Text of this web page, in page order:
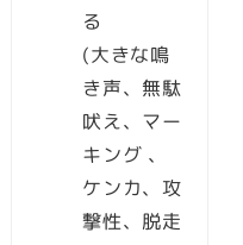
る
(大きな鳴
き声、無駄
吠え、マー
キング 、
ケンカ、攻
撃性、脱走